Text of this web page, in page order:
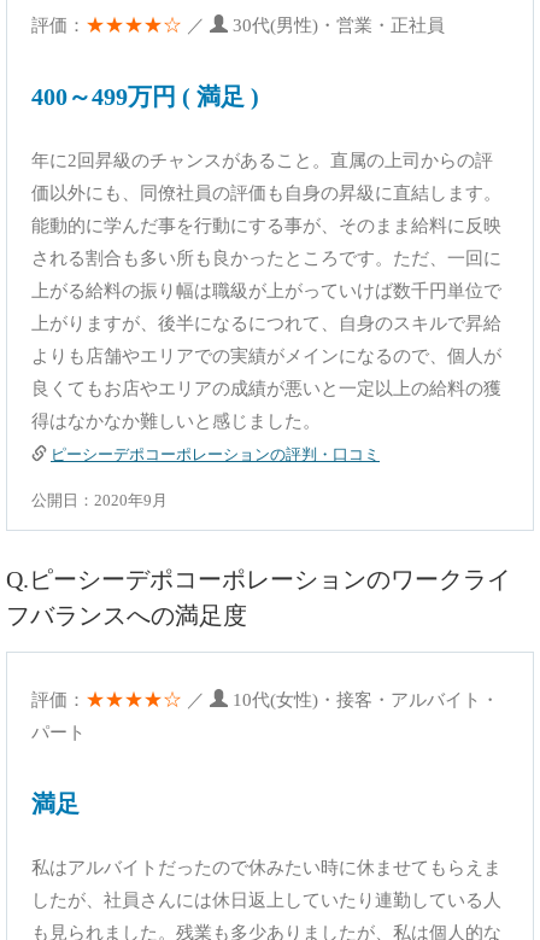
評価： ★★★★☆ ／ 30代(男性)・営業・正社員
400～499万円 ( 満足 )
年に2回昇級のチャンスがあること。直属の上司からの評
価以外にも、同僚社員の評価も自身の昇級に直結します。
能動的に学んだ事を行動にする事が、そのまま給料に反映
される割合も多い所も良かったところです。ただ、一回に
上がる給料の振り幅は職級が上がっていけば数千円単位で
上がりますが、後半になるにつれて、自身のスキルで昇給
よりも店舗やエリアでの実績がメインになるので、個人が
良くてもお店やエリアの成績が悪いと一定以上の給料の獲
得はなかなか難しいと感じました。
ピーシーデポコーポレーションの評判・口コミ
公開日：2020年9月
Q.ピーシーデポコーポレーションのワークライ
フバランスへの満足度
評価： ★★★★☆ ／
10代(女性)・接客・アルバイト・
パート
満足
私はアルバイトだったので休みたい時に休ませてもらえま
したが、社員さんには休日返上していたり連勤している人
も見られました。残業も多少ありましたが、私は個人的な